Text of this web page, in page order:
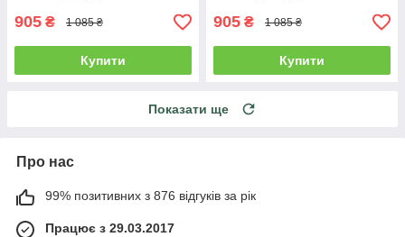
905 ₴ 1 085 ₴
Купити
905 ₴ 1 085 ₴
Купити
Показати ще
Про нас
99% позитивних з 876 відгуків за рік
Працює з 29.03.2017